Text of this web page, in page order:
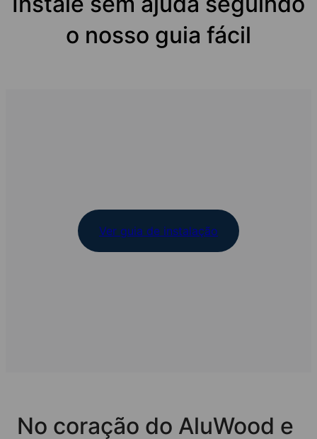
o nosso guia fácil
Ver guia de instalação
No coração do AluWood e